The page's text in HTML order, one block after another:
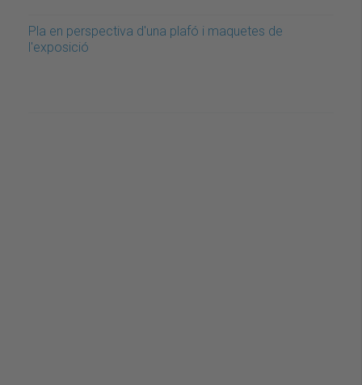
Pla en perspectiva d'una plafó i maquetes de
l'exposició